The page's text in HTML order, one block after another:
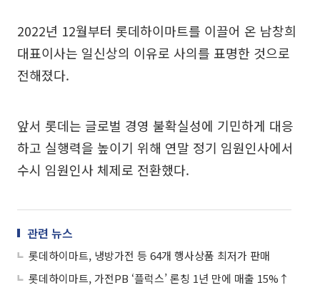
2022년 12월부터 롯데하이마트를 이끌어 온 남창희
대표이사는 일신상의 이유로 사의를 표명한 것으로
전해졌다.
앞서 롯데는 글로벌 경영 불확실성에 기민하게 대응
하고 실행력을 높이기 위해 연말 정기 임원인사에서
수시 임원인사 체제로 전환했다.
관련 뉴스
롯데하이마트, 냉방가전 등 64개 행사상품 최저가 판매
롯데하이마트, 가전PB ‘플럭스’ 론칭 1년 만에 매출 15%↑